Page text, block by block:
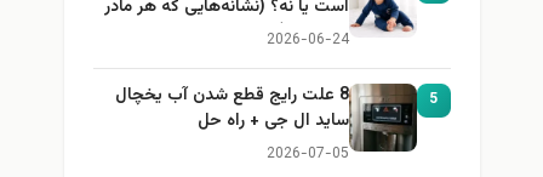
است یا نه؟ (نشانه‌هایی که هر مادر
باید بداند)
2026-06-24
5
8 علت رایج قطع شدن آب یخچال
ساید ال جی + راه حل
2026-07-05